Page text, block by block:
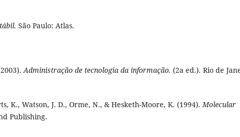
São Paulo: Atlas.
Administração de tecnologia da informação. (2a ed.). Rio de
K., Watson, J. D., Orme, N., & Hesketh-Moore, K. (1994). Molecular
Publishing.